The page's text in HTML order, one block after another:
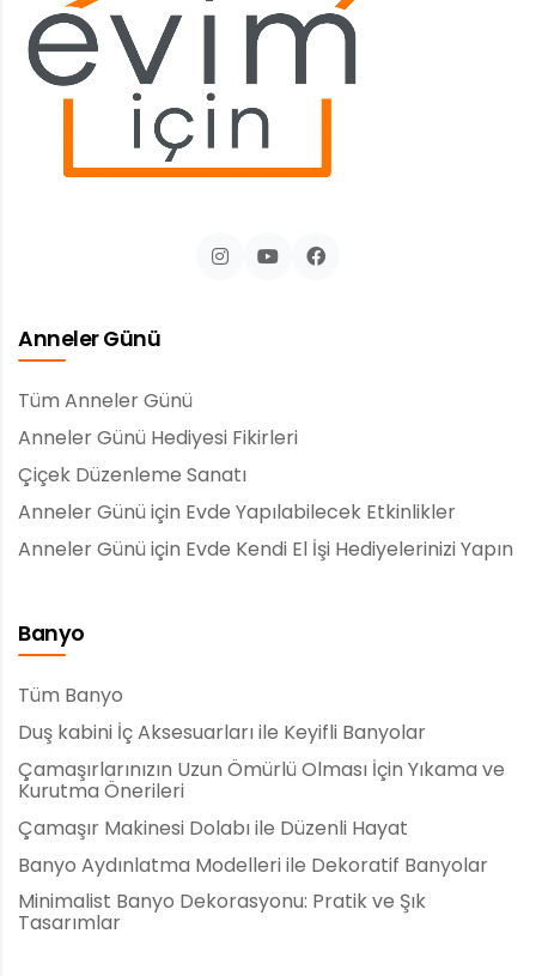
Anneler Günü
Tüm Anneler Günü
Anneler Günü Hediyesi Fikirleri
Çiçek Düzenleme Sanatı
Anneler Günü için Evde Yapılabilecek Etkinlikler
Anneler Günü için Evde Kendi El İşi Hediyelerinizi Yapın
Banyo
Tüm Banyo
Duş kabini İç Aksesuarları ile Keyifli Banyolar
Çamaşırlarınızın Uzun Ömürlü Olması İçin Yıkama ve
Kurutma Önerileri
Çamaşır Makinesi Dolabı ile Düzenli Hayat
Banyo Aydınlatma Modelleri ile Dekoratif Banyolar
Minimalist Banyo Dekorasyonu: Pratik ve Şık
Tasarımlar